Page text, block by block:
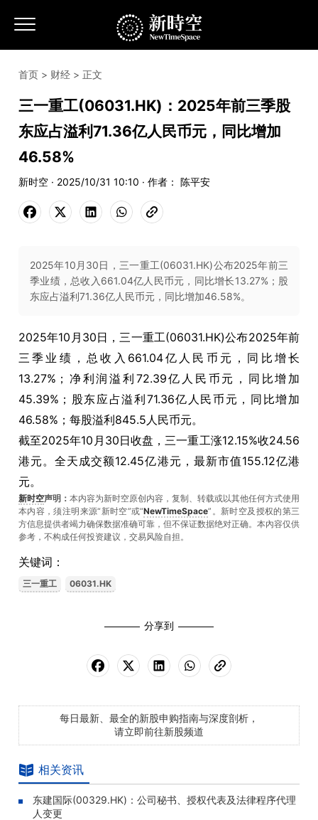
首页 > 财经 > 正文
三一重工(06031.HK)：2025年前三季股
东应占溢利71.36亿人民币元，同比增加
46.58%
新时空 · 2025/10/31 10:10 · 作者： 陈平安
2025年10月30日，三一重工(06031.HK)公布2025年前三
季业绩，总收入661.04亿人民币元，同比增长13.27%；股
东应占溢利71.36亿人民币元，同比增加46.58%。
2025年10月30日，三一重工(06031.HK)公布2025年前
三季业绩，总收入661.04亿人民币元，同比增长
13.27%；净利润溢利72.39亿人民币元，同比增加
45.39%；股东应占溢利71.36亿人民币元，同比增加
46.58%；每股溢利845.5人民币元。
截至2025年10月30日收盘，三一重工涨12.15%收24.56
港元。全天成交额12.45亿港元，最新市值155.12亿港
元。
新时空声明： 本内容为新时空原创内容，复制、转载或以其他任何方式使用
本内容，须注明来源“新时空”或“NewTimeSpace”。新时空及授权的第三
方信息提供者竭力确保数据准确可靠，但不保证数据绝对正确。本內容仅供
参考，不构成任何投资建议，交易风险自担。
关键词：
三一重工 06031.HK
分享到
每日最新、最全的新股申购指南与深度剖析，
请立即前往新股频道
相关资讯
东建国际(00329.HK)：公司秘书、授权代表及法律程序代理
人变更